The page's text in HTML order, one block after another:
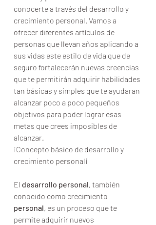
conocerte a través del desarrollo y
crecimiento personal. Vamos a
ofrecer diferentes artículos de
personas que llevan años aplicando a
sus vidas este estilo de vida que de
seguro fortalecerán nuevas creencias
que te permitirán adquirir habilidades
tan básicas y simples que te ayudaran
alcanzar poco a poco pequeños
objetivos para poder lograr esas
metas que crees imposibles de
alcanzar.
¡Concepto básico de desarrollo y
crecimiento personal¡
El desarrollo personal, también
conocido como crecimiento
personal, es un proceso que te
permite adquirir nuevos